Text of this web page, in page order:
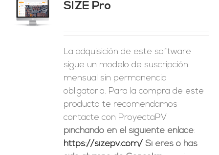
SIZE Pro
La adquisición de este software
sigue un modelo de suscripción
mensual sin permanencia
obligatoria. Para la compra de este
producto te recomendamos
contacte con ProyectaPV
pinchando en el siguiente enlace:
https://sizepv.com/ Si eres o has